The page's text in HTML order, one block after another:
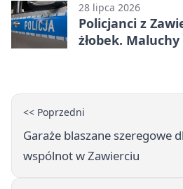
28 lipca 2026
Policjanci z
żłobek.
<< Poprzedni
Garaże blaszane szeregowe
wspólnot w Zawierciu